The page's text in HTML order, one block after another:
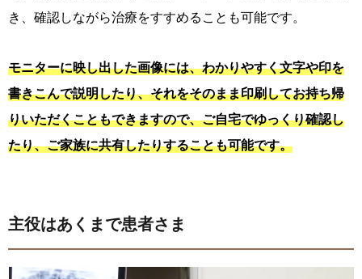
き、確認しながら治療をすすめることも可能です。
モニターに映し出した画像には、わかりやすく文字や印を
書きこんで説明したり、それをそのまま印刷してお持ち帰
りいただくこともできますので、ご自宅でゆっくり確認し
たり、ご家族に共有したりすることも可能です。
主役はあくまで患者さま